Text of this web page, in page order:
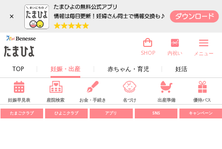
×
TOP 妊娠・出産 赤ちゃん・育児 妊活
SHOP 内祝い メニュー
妊娠早見表 産院検索 お金・手続き 名づけ 出産準備 優待パス
たまごクラブ ひよこクラブ アプリ SNS キャンペーン